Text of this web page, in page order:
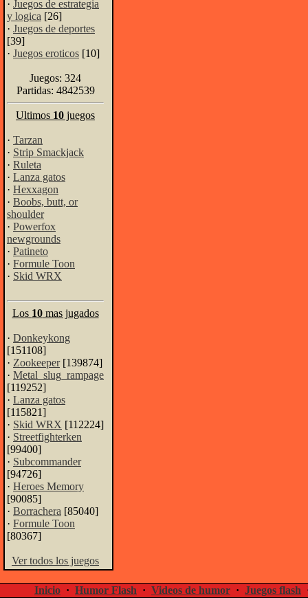
· Juegos de estrategia
y logica [26]
· Juegos de deportes
[39]
· Juegos eroticos [10]
Juegos: 324
Partidas: 4842539
Ultimos 10 juegos
· Tarzan
· Strip Smackjack
· Ruleta
· Lanza gatos
· Hexxagon
· Boobs, butt, or
shoulder
· Powerfox
newgrounds
· Patineto
· Formule Toon
· Skid WRX
Los 10mas jugados
· Donkeykong
[151108]
· Zookeeper[139874]
· Metal_slug_rampage
[119252]
· Lanza gatos
[115821]
· Skid WRX [112224]
· Streetfighterken
[99400]
· Subcommander
[94726]
· Heroes Memory
[90085]
· Borrachera [85040]
· Formule Toon
[80367]
Ver todos los juegos
Inicio · Humor Flash · Videos de humor · Juegos flash